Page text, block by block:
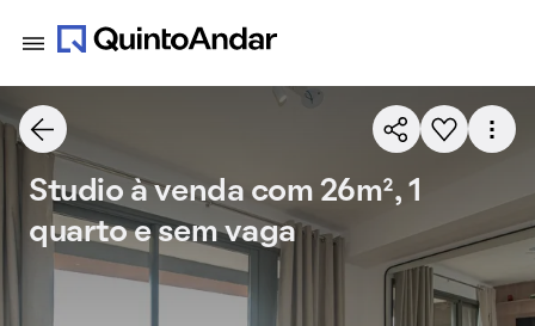
Studio à venda com 26m², 1
quarto e sem vaga